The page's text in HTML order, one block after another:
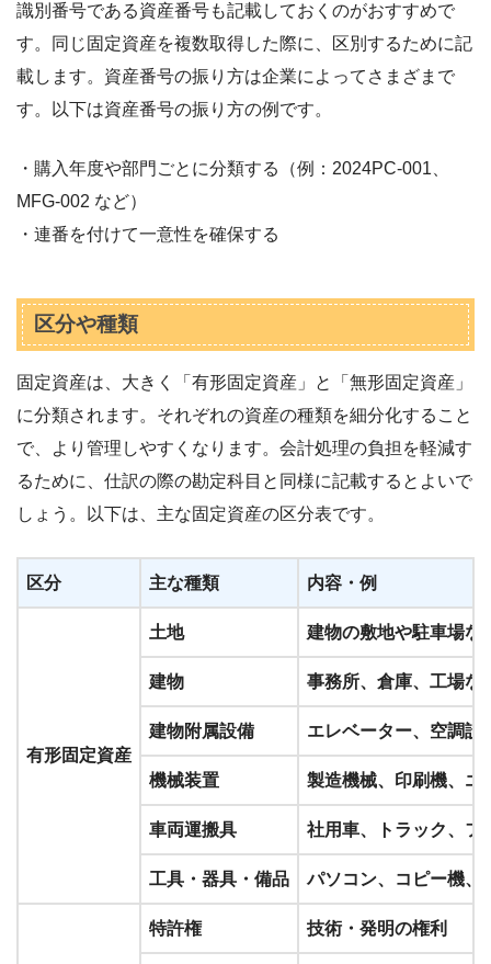
識別番号である資産番号も記載しておくのがおすすめで
す。同じ固定資産を複数取得した際に、区別するために記
載します。資産番号の振り方は企業によってさまざまで
す。以下は資産番号の振り方の例です。
・購入年度や部門ごとに分類する（例：2024PC-001、
MFG-002 など）
・連番を付けて一意性を確保する
区分や種類
固定資産は、大きく「有形固定資産」と「無形固定資産」
に分類されます。それぞれの資産の種類を細分化すること
で、より管理しやすくなります。会計処理の負担を軽減す
るために、仕訳の際の勘定科目と同様に記載するとよいで
しょう。以下は、主な固定資産の区分表です。
区分 主な種類 内容・例
有形固定資産
土地 建物の敷地や駐車場な
建物 事務所、倉庫、工場な
建物附属設備 エレベーター、空調設
機械装置 製造機械、印刷機、エ
車両運搬具 社用車、トラック、フ
工具・器具・備品 パソコン、コピー機、
特許権 技術・発明の権利